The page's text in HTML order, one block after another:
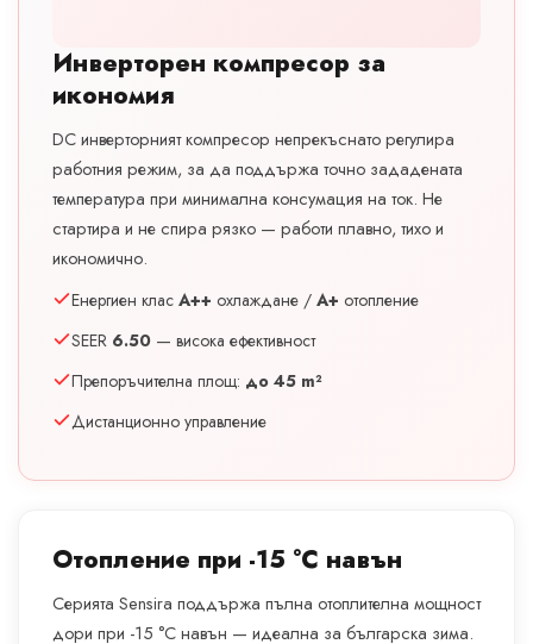
Инверторен компресор за
икономия
DC инверторният компресор непрекъснато регулира
работния режим, за да поддържа точно зададената
температура при минимална консумация на ток. Не
стартира и не спира рязко — работи плавно, тихо и
икономично.
Енергиен клас A++ охлаждане / A+ отопление
SEER 6.50 — висока ефективност
Препоръчителна площ: до 45 m²
Дистанционно управление
Отопление при -15 °C навън
Серията Sensira поддържа пълна отоплителна мощност
дори при -15 °C навън — идеална за българска зима.